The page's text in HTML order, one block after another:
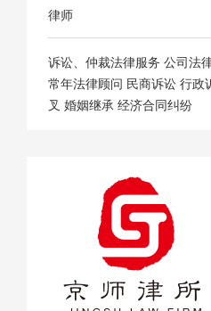
律师
诉讼、仲裁法律服务 公司法
常年法律顾问 民商诉讼 行政
叉 婚姻继承 经济合同纠纷